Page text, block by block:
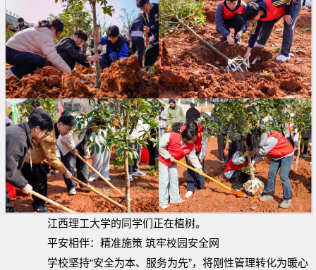
江西理工大学的同学们正在植树。
平安相伴：精准施策 筑牢校园安全网
学校坚持“安全为本、服务为先”，将刚性管理转化为暖心